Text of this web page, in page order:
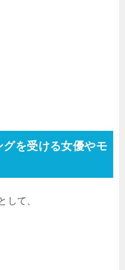
を受ける女優やモ
して、